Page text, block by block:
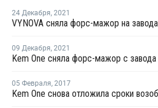
24 Декабря, 2021
09 Декабря, 2021
Kem One сняла форс-мажор с
05 Февраля, 2017